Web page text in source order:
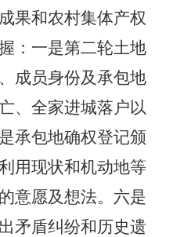
果和农村集体产权
：一是第二轮土地
成员身份及承包地
、全家进城落户以
承包地确权登记颁
用现状和机动地等
意愿及想法。六是
矛盾纠纷和历史遗